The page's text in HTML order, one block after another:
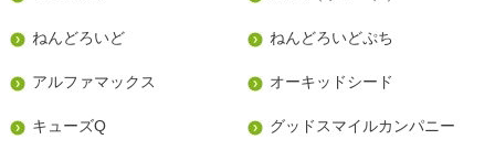
ねんどろいど ねんどろいどぷち
アルファマックス オーキッドシード
キューズQ グッドスマイルカンパニー